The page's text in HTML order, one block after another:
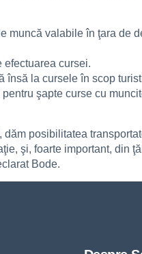
muncă valabile în ţara de
efectuarea cursei.
la cursele în scop
şapte curse cu
posibilitatea
şi, foarte important, din
Bode.